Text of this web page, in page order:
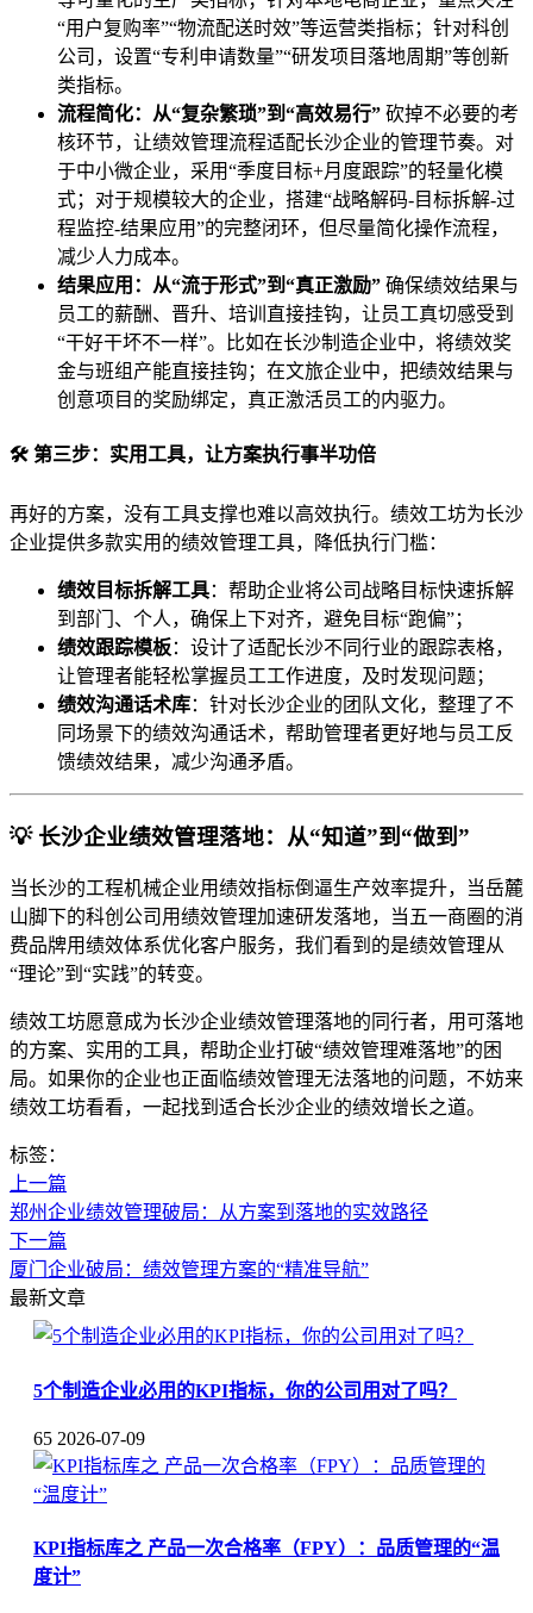
“用户复购率”“物流配送时效”等运营类指标；针对科创
公司，设置“专利申请数量”“研发项目落地周期”等创新
类指标。
流程简化：从“复杂繁琐”到“高效易行” 砍掉不必要的考
核环节，让绩效管理流程适配长沙企业的管理节奏。对
于中小微企业，采用“季度目标+月度跟踪”的轻量化模
式；对于规模较大的企业，搭建“战略解码-目标拆解-过
程监控-结果应用”的完整闭环，但尽量简化操作流程，
减少人力成本。
结果应用：从“流于形式”到“真正激励” 确保绩效结果与
员工的薪酬、晋升、培训直接挂钩，让员工真切感受到
“干好干坏不一样”。比如在长沙制造企业中，将绩效奖
金与班组产能直接挂钩；在文旅企业中，把绩效结果与
创意项目的奖励绑定，真正激活员工的内驱力。
🛠️ 第三步：实用工具，让方案执行事半功倍
再好的方案，没有工具支撑也难以高效执行。绩效工坊为长沙
企业提供多款实用的绩效管理工具，降低执行门槛：
绩效目标拆解工具：帮助企业将公司战略目标快速拆解
到部门、个人，确保上下对齐，避免目标“跑偏”；
绩效跟踪模板：设计了适配长沙不同行业的跟踪表格，
让管理者能轻松掌握员工工作进度，及时发现问题；
绩效沟通话术库：针对长沙企业的团队文化，整理了不
同场景下的绩效沟通话术，帮助管理者更好地与员工反
馈绩效结果，减少沟通矛盾。
💡 长沙企业绩效管理落地：从“知道”到“做到”
当长沙的工程机械企业用绩效指标倒逼生产效率提升，当岳麓
山脚下的科创公司用绩效管理加速研发落地，当五一商圈的消
费品牌用绩效体系优化客户服务，我们看到的是绩效管理从
“理论”到“实践”的转变。
绩效工坊愿意成为长沙企业绩效管理落地的同行者，用可落地
的方案、实用的工具，帮助企业打破“绩效管理难落地”的困
局。如果你的企业也正面临绩效管理无法落地的问题，不妨来
绩效工坊看看，一起找到适合长沙企业的绩效增长之道。
标签：
上一篇
郑州企业绩效管理破局：从方案到落地的实效路径
下一篇
厦门企业破局：绩效管理方案的“精准导航”
最新文章
5个制造企业必用的KPI指标，你的公司用对了吗？
65 2026-07-09
KPI指标库之 产品一次合格率（FPY）：品质管理的“温
度计”